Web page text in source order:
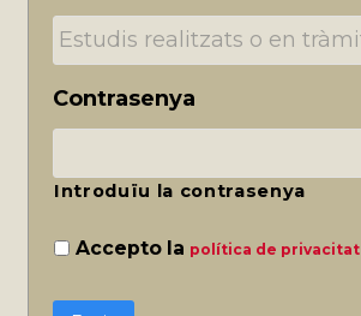
Contrasenya
Introduïu la contrasenya
Política
privacitat
Accepto la política de privacitat